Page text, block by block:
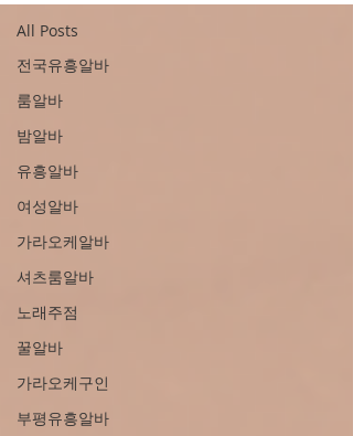
All Posts
전국유흥알바
룸알바
밤알바
유흥알바
여성알바
가라오케알바
셔츠룸알바
노래주점
꿀알바
가라오케구인
부평유흥알바